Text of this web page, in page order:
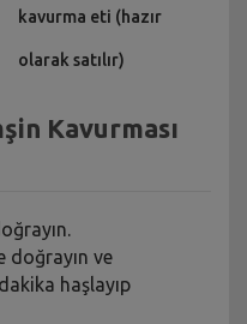
kavurma eti (hazır
olarak satılır)
Kavurması
doğrayın ve
haşlayıp